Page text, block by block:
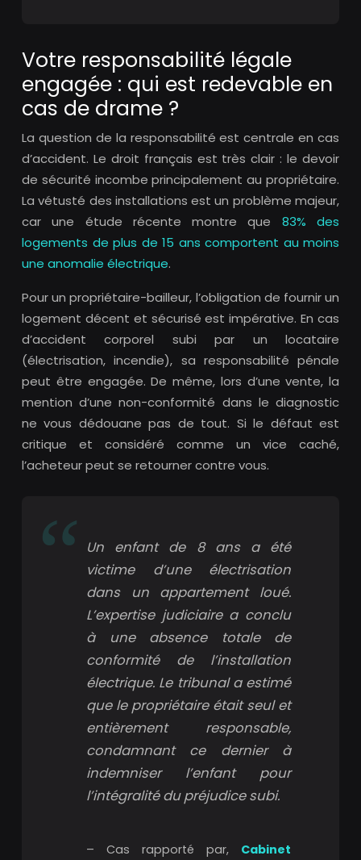
Votre responsabilité légale
engagée : qui est redevable en
cas de drame ?
La question de la responsabilité est centrale en cas
d’accident. Le droit français est très clair : le devoir
de sécurité incombe principalement au propriétaire.
La vétusté des installations est un problème majeur,
car une étude récente montre que 83% des
logements de plus de 15 ans comportent au moins
une anomalie électrique.
Pour un propriétaire-bailleur, l’obligation de fournir un
logement décent et sécurisé est impérative. En cas
d’accident corporel subi par un locataire
(électrisation, incendie), sa responsabilité pénale
peut être engagée. De même, lors d’une vente, la
mention d’une non-conformité dans le diagnostic
ne vous dédouane pas de tout. Si le défaut est
critique et considéré comme un vice caché,
l’acheteur peut se retourner contre vous.
Un enfant de 8 ans a été
victime d’une électrisation
dans un appartement loué.
L’expertise judiciaire a conclu
à une absence totale de
conformité de l’installation
électrique. Le tribunal a estimé
que le propriétaire était seul et
entièrement responsable,
condamnant ce dernier à
indemniser l’enfant pour
l’intégralité du préjudice subi.
– Cas rapporté par, Cabinet